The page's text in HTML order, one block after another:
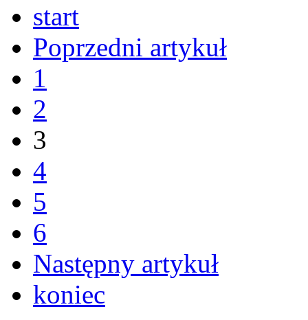
start
Poprzedni artykuł
1
2
3
4
5
6
Następny artykuł
koniec